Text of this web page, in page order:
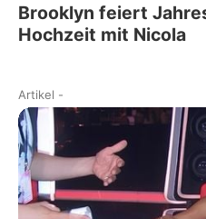
Brooklyn feiert
Hochzeit mit Nicola
Artikel -